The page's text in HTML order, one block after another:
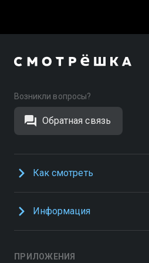
Возникли вопросы?
Обратная связь
Как смотреть
Информация
ПРИЛОЖЕНИЯ